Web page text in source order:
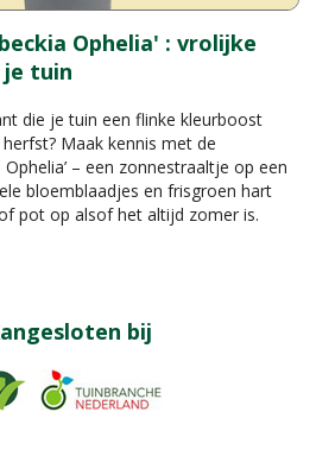
Ophelia' : vrolijke
tuin
die je tuin een flinke kleurboost
Maak kennis met de
Ophelia’ – een zonnestraaltje op een
bloemblaadjes en frisgroen hart
pot op alsof het altijd zomer is.
bij